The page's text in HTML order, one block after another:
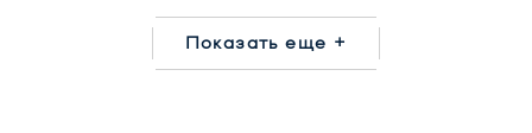
Показать еще +